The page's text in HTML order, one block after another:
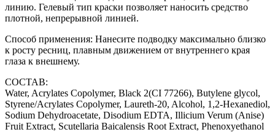
линию. Гелевый тип краски позволяет наносить средство
плотной, непрерывной линией.
Способ применения: Нанесите подводку максимально близко
к росту ресниц, плавным движением от внутреннего края
глаза к внешнему.
СОСТАВ:
Water, Acrylates Copolymer, Black 2(CI 77266), Butylene glycol,
Styrene/Acrylates Copolymer, Laureth-20, Alcohol, 1,2-Hexanediol,
Sodium Dehydroacetate, Disodium EDTA, Illicium Verum (Anise)
Fruit Extract, Scutellaria Baicalensis Root Extract, Phenoxyethanol